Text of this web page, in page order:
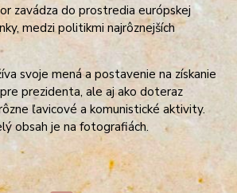
zavádza do prostredia európskej
medzi politikmi najrôznejších
svoje mená a postavenie na získanie
prezidenta, ale aj ako doteraz
ľavicové a komunistické aktivity.
obsah je na fotografiách.